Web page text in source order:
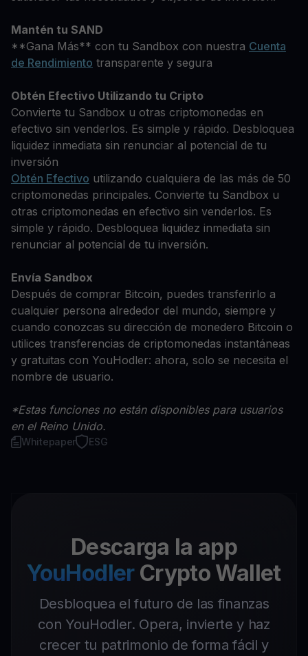
Mantén tu SAND
**Gana Más** con tu Sandbox con nuestra Cuenta
de Rendimiento transparente y segura
Obtén Efectivo Utilizando tu Cripto
Convierte tu Sandbox u otras criptomonedas en
efectivo sin venderlos. Es simple y rápido. Desbloquea
liquidez inmediata sin renunciar al potencial de tu
inversión
Obtén Efectivo utilizando cualquiera de las más de 50
criptomonedas principales. Convierte tu Sandbox u
otras criptomonedas en efectivo sin venderlos. Es
simple y rápido. Desbloquea liquidez inmediata sin
renunciar al potencial de tu inversión.
Envía Sandbox
Después de comprar Bitcoin, puedes transferirlo a
cualquier persona alrededor del mundo, siempre y
cuando conozcas su dirección de monedero Bitcoin o
utilices transferencias de criptomonedas instantáneas
y gratuitas con YouHodler: ahora, solo se necesita el
nombre de usuario.
*Estas funciones no están disponibles para usuarios
en el Reino Unido.
Whitepaper ESG
Descarga la app
YouHodler Crypto Wallet
Desbloquea el futuro de las finanzas
con YouHodler. Opera, invierte y haz
crecer tu patrimonio de forma fácil y